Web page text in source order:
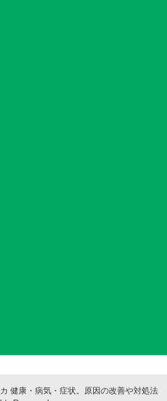
健康・病気・症状。原因の改善や対処法